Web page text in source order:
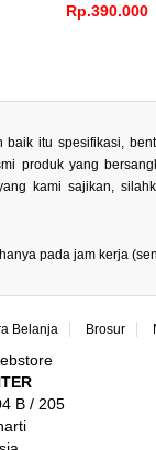
Rp.279.000
itu spesifikasi,
produk yang
kami sajikan,
pada jam kerja
Belanja Brosur
B / 205